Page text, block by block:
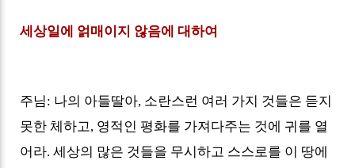
세상일에 얽매이지 않음에 대하여
주님: 나의 아들딸아, 소란스런 여러 가지 것들은 듣지
못한 체하고, 영적인 평화를 가져다주는 것에 귀를 열
어라. 세상의 많은 것들을 무시하고 스스로를 이 땅에